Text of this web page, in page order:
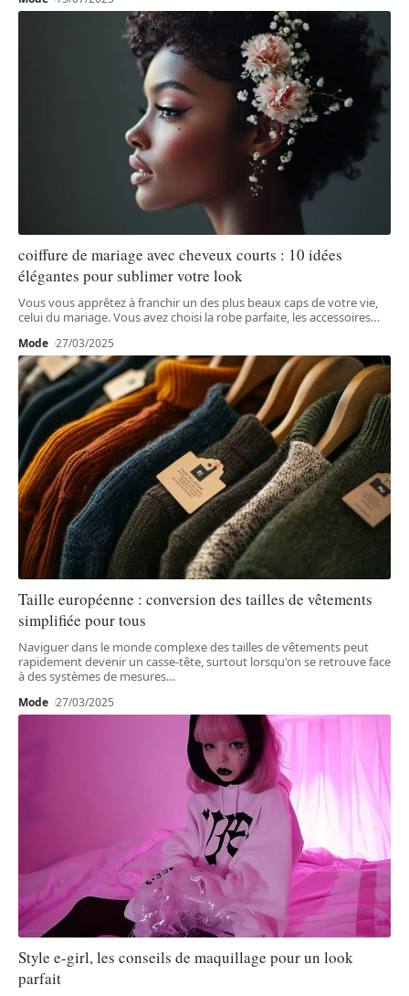
coiffure de mariage avec cheveux courts : 10 idées
élégantes pour sublimer votre look
Vous vous apprêtez à franchir un des plus beaux caps de votre vie,
celui du mariage. Vous avez choisi la robe parfaite, les accessoires…
Mode 27/03/2025
Taille européenne : conversion des tailles de vêtements
simplifiée pour tous
Naviguer dans le monde complexe des tailles de vêtements peut
rapidement devenir un casse-tête, surtout lorsqu'on se retrouve face
à des systèmes de mesures…
Mode 27/03/2025
Style e-girl, les conseils de maquillage pour un look
parfait